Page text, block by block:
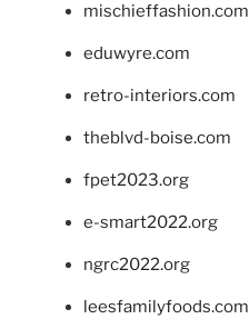
mischieffashion.com
eduwyre.com
retro-interiors.com
theblvd-boise.com
fpet2023.org
e-smart2022.org
ngrc2022.org
leesfamilyfoods.com